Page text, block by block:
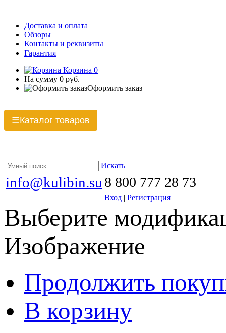
Доставка и оплата
Обзоры
Контакты и реквизиты
Гарантия
Корзина 0
На сумму 0 руб.
Оформить заказ
☰Каталог товаров
Искать
info@kulibin.su 8 800 777 28 73
Вход | Регистрация
Выберите
Изображение
Продолжить
В корзину